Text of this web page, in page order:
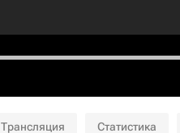
Трансляция Статистика